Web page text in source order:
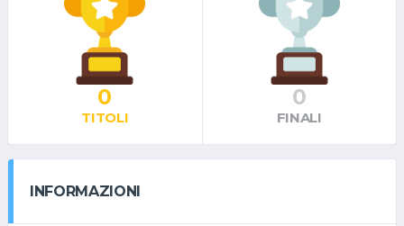
0
TITOLI
0
FINALI
INFORMAZIONI